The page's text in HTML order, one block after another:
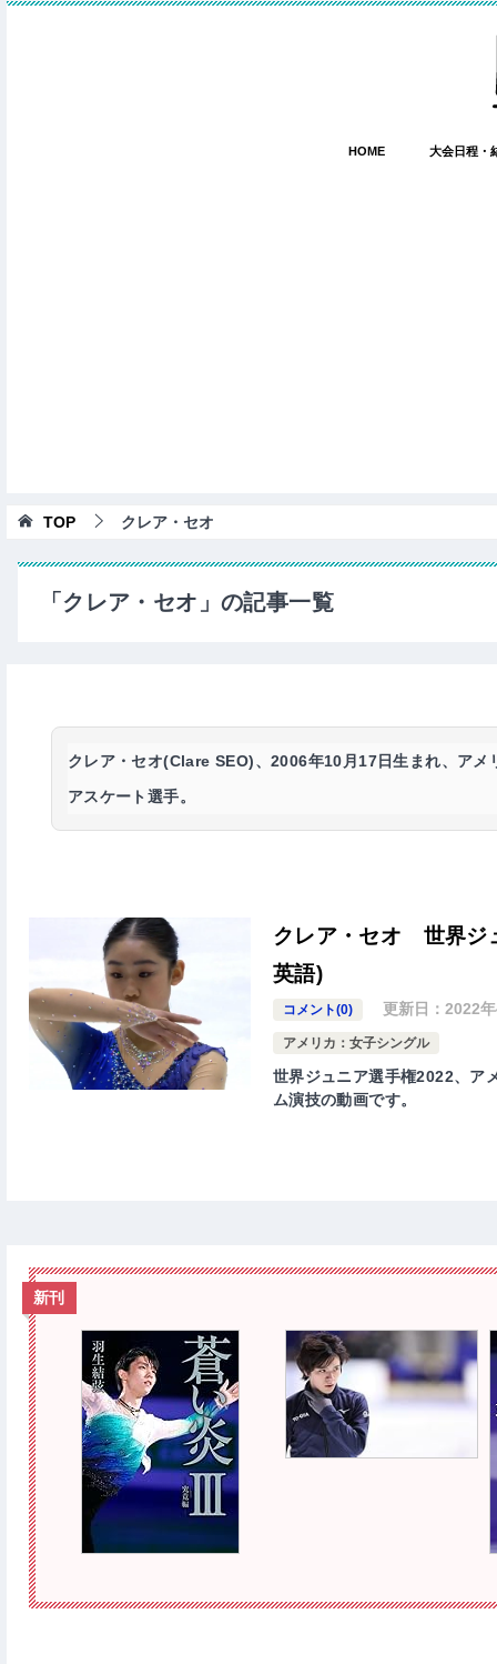
HOME 大会日程・
TOP クレア・セオ
「クレア・セオ」の記事一覧
クレア・セオ(Clare SEO)、2006年10月17日生まれ、アメ
アスケート選手。
クレア・セオ 世界
英語)
コメント(0) 更新日：2022
アメリカ：女子シングル
世界ジュニア選手権2022、ア
ム演技の動画です。
新刊